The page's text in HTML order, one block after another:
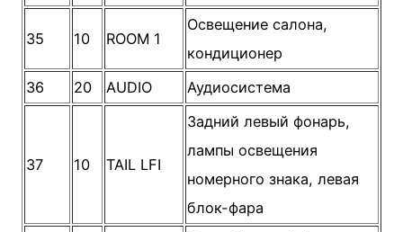
35 10 ROOM 1
Освещение салона,
кондиционер
36
20 AUDIO Аудиосистема
37 10 TAIL LFI
Задний левый фонарь,
лампы освещения
номерного знака, левая
блок-фара